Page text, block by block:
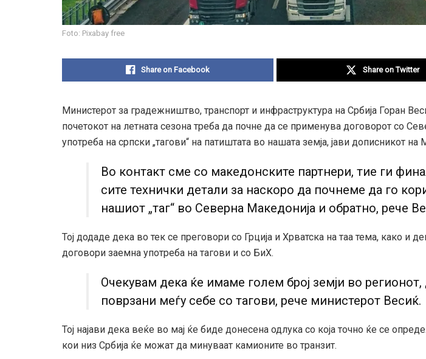
Foto: Pixabay free
Share on Facebook Share on Twitter
Министерот за градежништво, транспорт и инфраструктура на Србија Горан
почетокот на летната сезона треба да почне да се применува договорот со
употреба на српски „тагови“ на патиштата во нашата земја, јави дописникот
Во контакт сме со македонските партнери, тие ги
сите технички детали за наскоро да почнеме да го
нашиот „таг“ во Северна Македонија и обратно, рече
Тој додаде дека во тек се преговори со Грција и Хрватска на таа тема, како и
договори заемна употреба на тагови и со БиХ.
Очекувам дека ќе имаме голем број земји во
поврзани меѓу себе со тагови, рече министерот Весиќ.
Тој најави дека веќе во мај ќе биде донесена одлука со која точно ќе се
кои низ Србија ќе можат да минуваат камионите во транзит.